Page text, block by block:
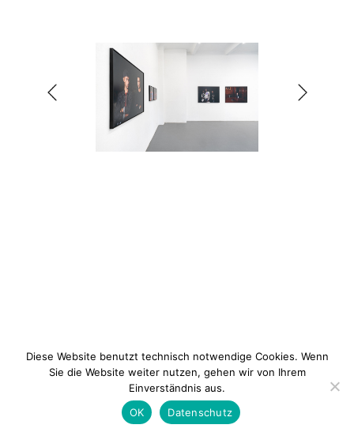
Kontakt Impressum
Diese Website benutzt technisch notwendige Cookies. Wenn
Sie die Website weiter nutzen, gehen wir von Ihrem
Einverständnis aus.
OK
Datenschutz